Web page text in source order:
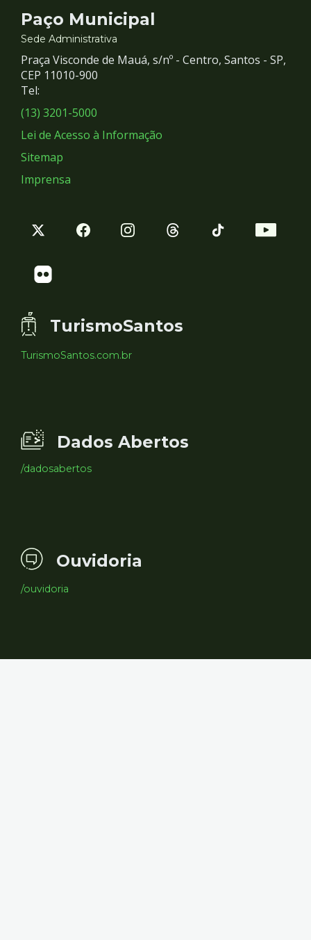
Contato
e
Redes
Sociais
Paço Municipal
Sede Administrativa
Praça Visconde de Mauá, s/nº - Centro, Santos - SP,
CEP 11010-900
Tel:
(13) 3201-5000
Lei de Acesso à Informação
Sitemap
Imprensa
TurismoSantos
TurismoSantos.com.br
Dados Abertos
/dadosabertos
Ouvidoria
/ouvidoria